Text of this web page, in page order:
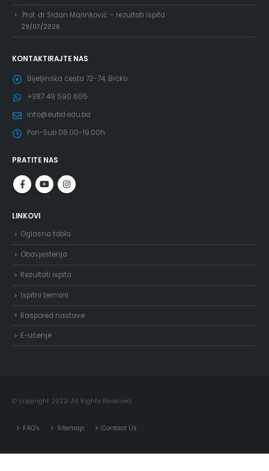
Prof. dr Srđan Marinković – rezultati ispita
29/07/2026
KONTAKTIRAJTE NAS
Bijeljinska cesta 72-74, Brčko
+387 49 590 605
info@eubd.edu.ba
Pon-Sub 08.00-19.00h
PRATITE NAS
LINKOVI
Oglasna tabla
Obavjestenja
Rezultati ispita
Ispitni termini
Raspored nastave
E-učenje
© copyright 2022. All Rights Reserved.
FAQ’s Sitemap Contact Us